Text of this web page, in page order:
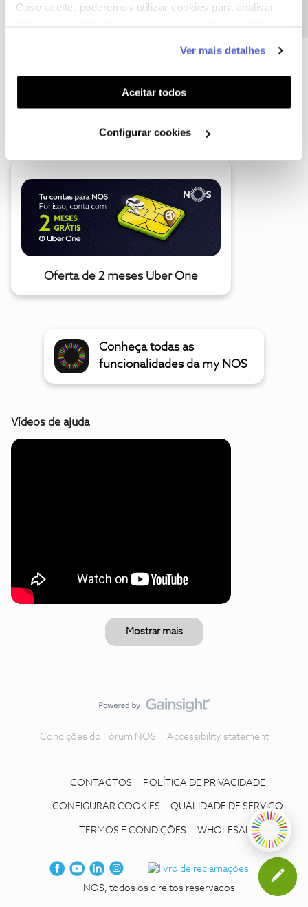
Caso aceite, poderemos utilizar cookies para analisar
funcionalidades (cookies de personalização e
funcionalidade) e adaptar anúncios aos seus interesses
(cookies de publicidade personalizada). Pode gerir a
utilização dos cookies clicando em "Configurar
Ver mais detalhes
Aceitar todos
Configurar cookies
A poupança que COMBINA
Oferta de 2 meses Uber One
Conheça todas as
funcionalidades da my NOS
Vídeos de ajuda
Mostrar mais
Condições do Fórum NOS Accessibility statement
CONTACTOS POLÍTICA DE PRIVACIDADE
CONFIGURAR COOKIES QUALIDADE DE SERVIÇO
TERMOS E CONDIÇÕES WHOLESALE
NOS, todos os direitos reservados